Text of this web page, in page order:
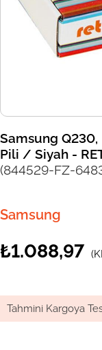
Samsung
Pili / Siyah -
(844529-FZ-
Samsung
₺1.088,97
Tahmini Kargoya